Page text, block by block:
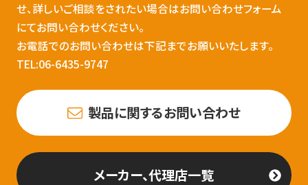
せ、詳しいご相談をされたい場合はお問い合わせフォーム
にてお問い合わせください。
お電話でのお問い合わせは下記までお願いいたします。
TEL:06-6435-9747
製品に関するお問い合わせ
メーカー、代理店一覧